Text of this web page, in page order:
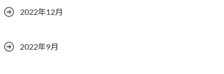
2022年12月
2022年9月